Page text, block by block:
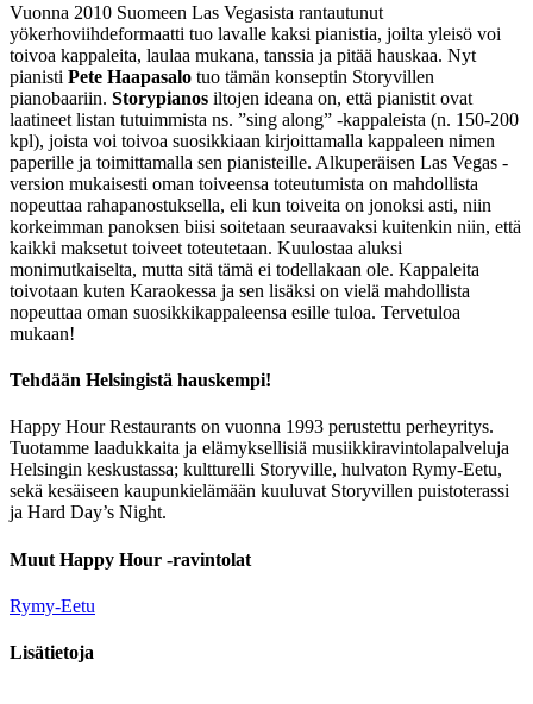
Vuonna 2010 Suomeen Las Vegasista rantautunut
yökerhoviihdeformaatti tuo lavalle kaksi pianistia, joilta yleisö voi
toivoa kappaleita, laulaa mukana, tanssia ja pitää hauskaa. Nyt
pianisti Pete Haapasalo tuo tämän konseptin Storyvillen
pianobaariin. Storypianos iltojen ideana on, että pianistit ovat
laatineet listan tutuimmista ns. ”sing along” -kappaleista (n. 150-200
kpl), joista voi toivoa suosikkiaan kirjoittamalla kappaleen nimen
paperille ja toimittamalla sen pianisteille. Alkuperäisen Las Vegas -
version mukaisesti oman toiveensa toteutumista on mahdollista
nopeuttaa rahapanostuksella, eli kun toiveita on jonoksi asti, niin
korkeimman panoksen biisi soitetaan seuraavaksi kuitenkin niin, että
kaikki maksetut toiveet toteutetaan. Kuulostaa aluksi
monimutkaiselta, mutta sitä tämä ei todellakaan ole. Kappaleita
toivotaan kuten Karaokessa ja sen lisäksi on vielä mahdollista
nopeuttaa oman suosikkikappaleensa esille tuloa. Tervetuloa
mukaan!
Tehdään Helsingistä hauskempi!
Happy Hour Restaurants on vuonna 1993 perustettu perheyritys.
Tuotamme laadukkaita ja elämyksellisiä musiikkiravintolapalveluja
Helsingin keskustassa; kultturelli Storyville, hulvaton Rymy-Eetu,
sekä kesäiseen kaupunkielämään kuuluvat Storyvillen puistoterassi
ja Hard Day’s Night.
Muut Happy Hour -ravintolat
Rymy-Eetu
Lisätietoja